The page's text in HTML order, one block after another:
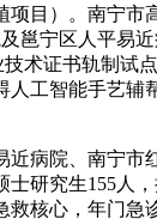
项目）。南宁
邕宁区人平易
技术证书轨制试
人工智能手艺辅
院、南宁市红
士研究生155人
救核心，年门急